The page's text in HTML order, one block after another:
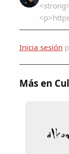
Inicia sesión
Más en